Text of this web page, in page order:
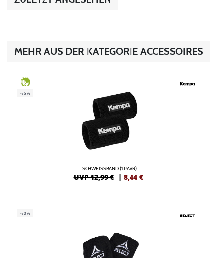
MEHR AUS DER KATEGORIE ACCESSOIRES
-35%
SCHWEISSBAND (1 PAAR)
UVP 12,99 € | 8,44 €
-30%